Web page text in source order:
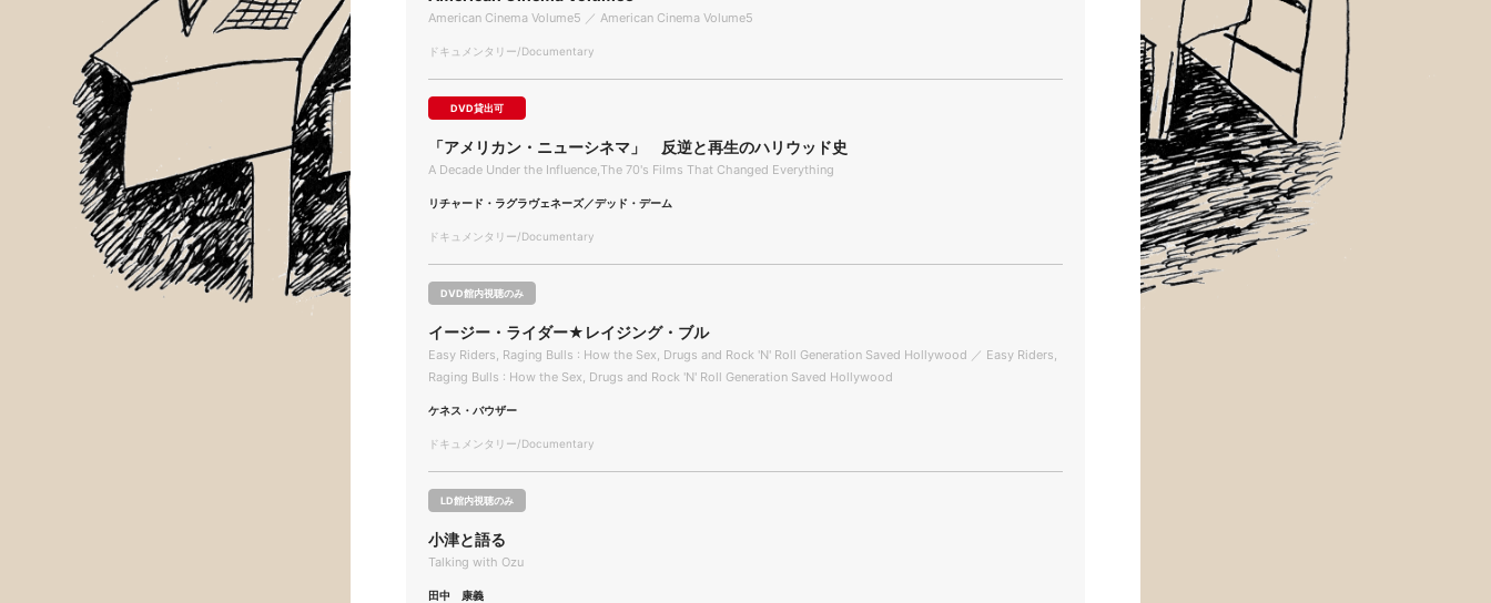
American Cinema Volume5 ／ American Cinema Volume5
ドキュメンタリー/Documentary
DVD貸出可
「アメリカン・ニューシネマ」 反逆と再生のハリウッド史
A Decade Under the Influence,The 70's Films That Changed Everything
リチャード・ラグラヴェネーズ／デッド・デーム
ドキュメンタリー/Documentary
DVD館内視聴のみ
イージー・ライダー★レイジング・ブル
Easy Riders, Raging Bulls : How the Sex, Drugs and Rock 'N' Roll Generation Saved Hollywood ／ Easy Riders,
Raging Bulls : How the Sex, Drugs and Rock 'N' Roll Generation Saved Hollywood
ケネス・バウザー
ドキュメンタリー/Documentary
LD館内視聴のみ
小津と語る
Talking with Ozu
田中 康義